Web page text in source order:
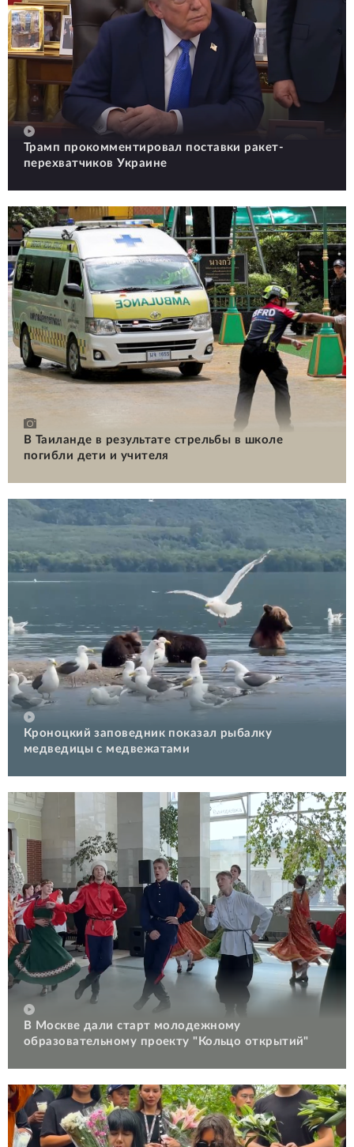
Трамп прокомментировал поставки ракет-
перехватчиков Украине
В Таиланде в результате стрельбы в школе
погибли дети и учителя
Кроноцкий заповедник показал рыбалку
медведицы с медвежатами
В Москве дали старт молодежному
образовательному проекту "Кольцо открытий"